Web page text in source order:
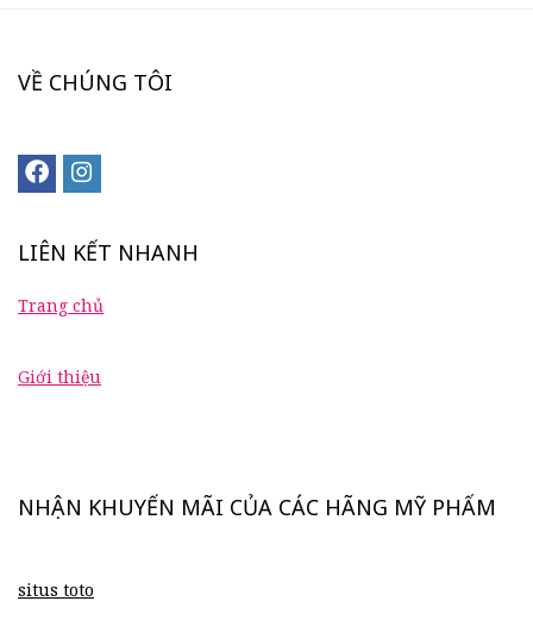
VỀ CHÚNG TÔI
LIÊN KẾT NHANH
Trang chủ
Giới thiệu
NHẬN KHUYẾN MÃI CỦA CÁC HÃNG MỸ PHẨM
situs toto